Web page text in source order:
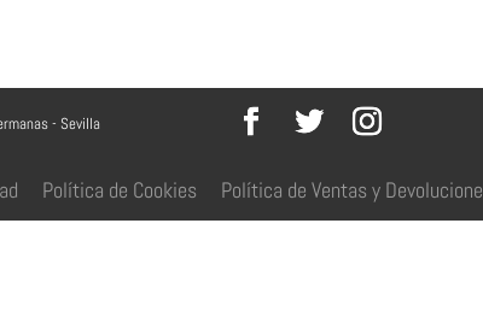
- Sevilla
Política de Cookies Política de Ventas y